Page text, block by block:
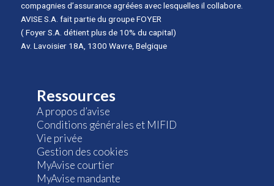
compagnies d’assurance agréées avec lesquelles il collabore.
AVISE S.A. fait partie du groupe FOYER
( Foyer S.A. détient plus de 10% du capital)
Av. Lavoisier 18A, 1300 Wavre, Belgique
Ressources
A propos d’avise
Conditions générales et MIFID
Vie privée
Gestion des cookies
MyAvise courtier
MyAvise mandante